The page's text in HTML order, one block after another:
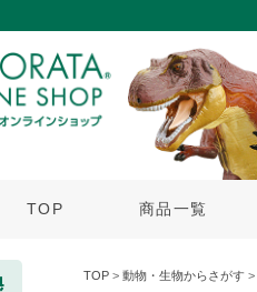
TOP 商品一覧
TOP > 動物・生物からさがす >